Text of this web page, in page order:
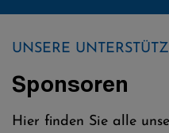
UNSERE
Sponsoren
Hier finden Sie alle